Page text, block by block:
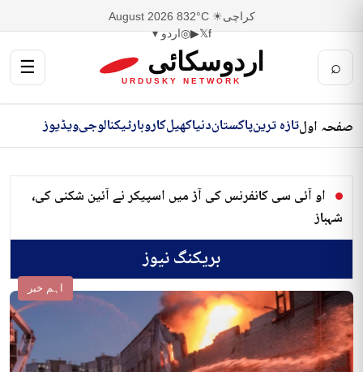
کراچی☀ 32°C
8 August 2026
f
𝕏
▶
◎اردو ▾
⌕ اردوسکائی
URDUSKY NETWORK
☰
صفحہ اولتازہ ترینپاکستاندنیاکھیلکاروبارٹیکنالوجیویڈیوز
او آئی سی کانفرنس کی آڑ میں اسپیکر نے آئین شکنی کی،
شہباز
بریکنگ نیوز
اہم خبر